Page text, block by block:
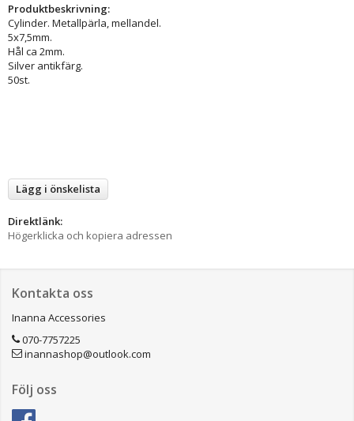
Produktbeskrivning:
Cylinder. Metallpärla, mellandel.
5x7,5mm.
Hål ca 2mm.
Silver antikfärg.
50st.
Lägg i önskelista
Direktlänk:
Högerklicka och kopiera adressen
Kontakta oss
Inanna Accessories
070-7757225
inannashop@outlook.com
Följ oss